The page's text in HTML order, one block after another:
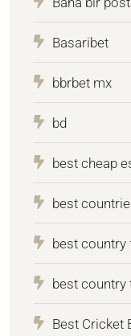
Basaribet
bbrbet mx
bd
best cheap
best
best
best country
Best Cricket